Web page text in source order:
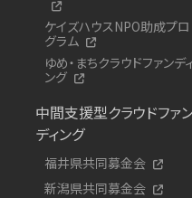
ケイズハウスNPO助成プロ
グラム
ゆめ・まちクラウドファンデ
ング
中間支援型クラウドファ
ディング
福井県共同募金会
新潟県共同募金会